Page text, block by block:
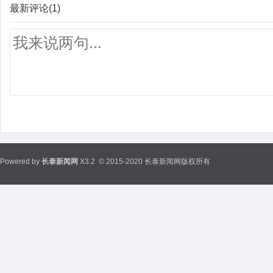
最新评论(1)
Powered by 长泰新闻网 X3.2 © 2015-2020 长泰新闻网版权所有